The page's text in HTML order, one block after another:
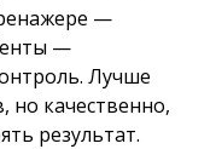
—
—
Лучше
качественно,
результат.